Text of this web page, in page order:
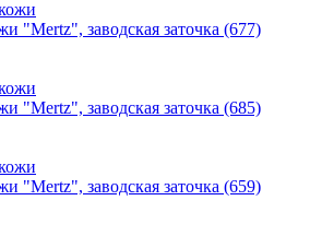
"Mertz", заводская заточка (677)
"Mertz", заводская заточка (685)
"Mertz", заводская заточка (659)